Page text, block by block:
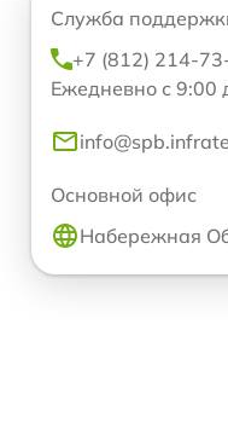
Служба
+7 (812) 214-
Ежедневно с 9:00
Основной офис
Набережная